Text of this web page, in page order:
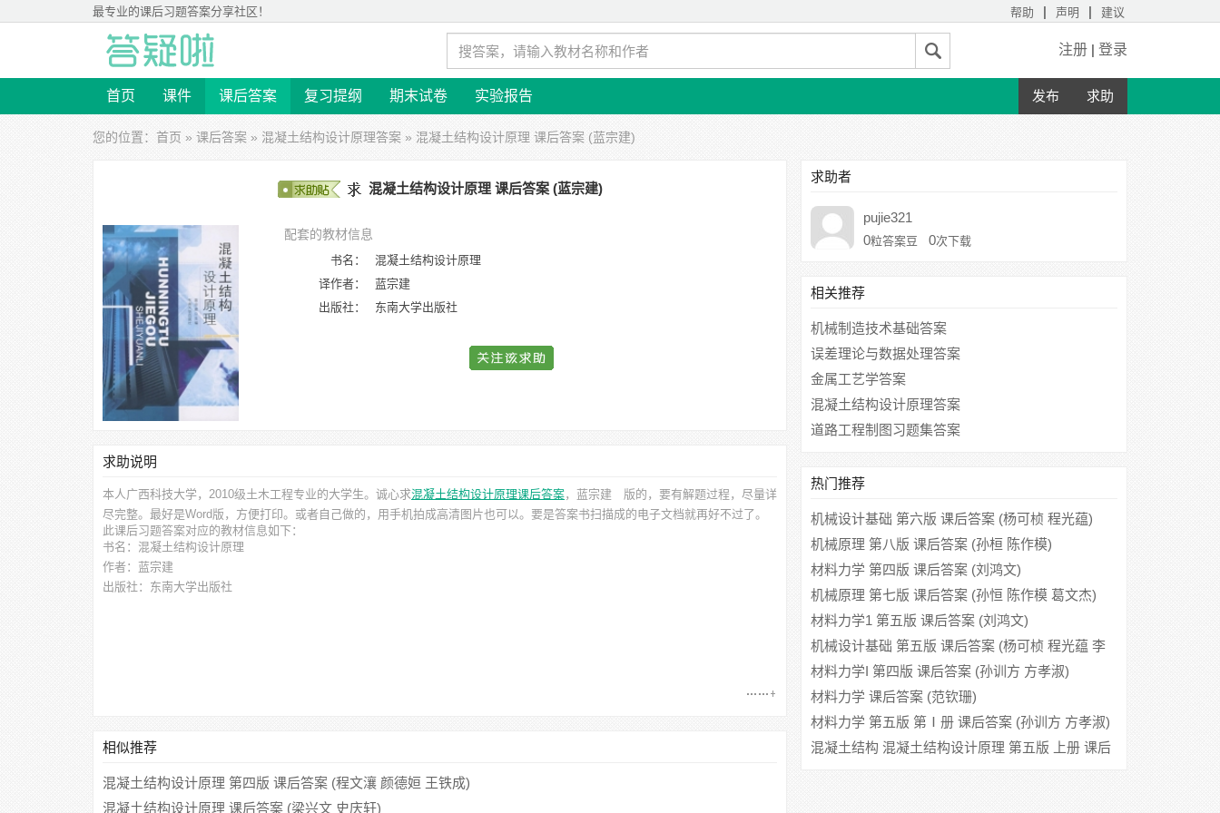
最专业的课后习题答案分享社区！ 帮助 | 声明 | 建议
注册 | 登录
首页 课件 课后答案 复习提纲 期末试卷 实验报告 发布 求助
您的位置： 首页 » 课后答案 » 混凝土结构设计原理答案 » 混凝土结构设计原理 课后答案 (蓝宗建)
混凝土结构设计原理 课后答案 (蓝宗建)
配套的教材信息
书名：
混凝土结构设计原理
译作者：
蓝宗建
出版社：
东南大学出版社
求助说明
本人广西科技大学，2010级土木工程专业的大学生。诚心求混凝土结构设计原理课后答案，蓝宗建 版的，要有解题过程，尽量详
尽完整。最好是Word版，方便打印。或者自己做的，用手机拍成高清图片也可以。要是答案书扫描成的电子文档就再好不过了。
此课后习题答案对应的教材信息如下：
书名：混凝土结构设计原理
作者：蓝宗建
出版社：东南大学出版社
相似推荐
混凝土结构设计原理 第四版 课后答案 (程文瀼 颜德姮 王铁成)
混凝土结构设计原理 课后答案 (梁兴文 史庆轩)
求助者
pujie321
0粒答案豆 0次下载
相关推荐
机械制造技术基础答案
误差理论与数据处理答案
金属工艺学答案
混凝土结构设计原理答案
道路工程制图习题集答案
热门推荐
机械设计基础 第六版 课后答案 (杨可桢 程光蕴)
机械原理 第八版 课后答案 (孙桓 陈作模)
材料力学 第四版 课后答案 (刘鸿文)
机械原理 第七版 课后答案 (孙恒 陈作模 葛文杰)
材料力学1 第五版 课后答案 (刘鸿文)
机械设计基础 第五版 课后答案 (杨可桢 程光蕴 李
仲生)
材料力学I 第四版 课后答案 (孙训方 方孝淑)
材料力学 课后答案 (范钦珊)
材料力学 第五版 第Ⅰ册 课后答案 (孙训方 方孝淑)
混凝土结构 混凝土结构设计原理 第五版 上册 课后